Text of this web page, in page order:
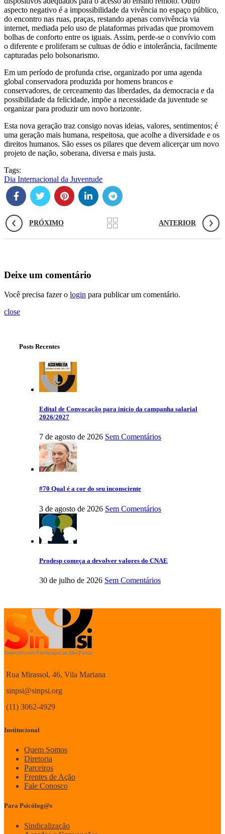
aspecto negativo é a impossibilidade da vivência no espaço público,
do encontro nas ruas, praças, restando apenas convivência via
internet, mediada pelo uso de plataformas privadas que promovem
bolhas de conforto entre os iguais. Assim, perde-se o convívio com
o diferente e proliferam se cultuas de ódio e intolerância, facilmente
capturadas pelo bolsonarismo.
Em um período de profunda crise, organizado por uma agenda
global conservadora produzida por homens brancos e
conservadores, de cerceamento das liberdades, da democracia e da
possibilidade da felicidade, impõe a necessidade da juventude se
organizar para produzir um novo horizonte.
Esta nova geração traz consigo novas ideias, valores, sentimentos; é
uma geração mais humana, respeitosa, que acolhe a diversidade e os
direitos humanos. São esses os pilares que devem alicerçar um novo
projeto de nação, soberana, diversa e mais justa.
Tags:
Dia Internacional da Juventude
PRÓXIMO ANTERIOR
Deixe um comentário
Você precisa fazer o login para publicar um comentário.
close
Posts Recentes
Edital de Convocação para início da campanha salarial
2026/2027
7 de agosto de 2026 Sem Comentários
#70 Qual é a cor do seu inconsciente
3 de agosto de 2026 Sem Comentários
Prodesp começa a devolver valores do CNAE
30 de julho de 2026 Sem Comentários
Rua Mirassol, 46, Vila Mariana
sinpsi@sinpsi.org
(11) 3062-4929
Institucional
Quem Somos
Diretoria
Parceiros
Frentes de Ação
Fale Conosco
Para Psicólog@s
Sindicalização